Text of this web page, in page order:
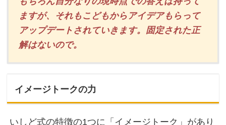
ますが、それもこどもからアイデアもらって
アップデートされていきます。固定された正
解はないので。
イメージトークの力
いしど式の特徴の1つに「イメージトーク」があり